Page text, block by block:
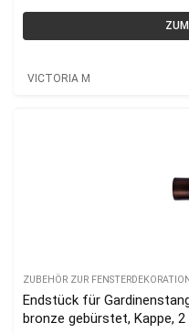
VICTORIA M
ZUBEHÖR ZUR
Endstück für
bronze gebürstet, Kappe,